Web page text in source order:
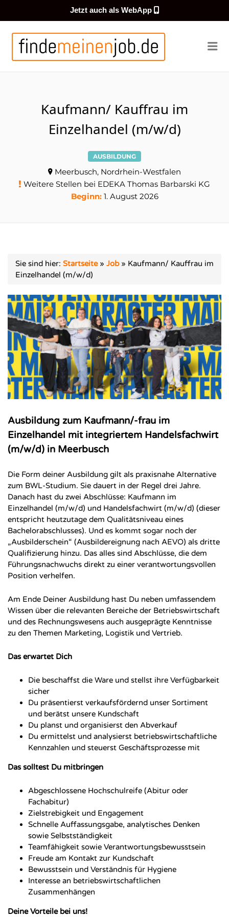
Jetzt auch als WebApp
Kaufmann/ Kauffrau im
Einzelhandel (m/w/d)
AUSBILDUNG
Meerbusch, Nordrhein-Westfalen
Weitere Stellen bei EDEKA Thomas Barbarski KG
Beginn:1. August 2026
Sie sind hier: Startseite» Job» Kaufmann/ Kauffrau im
Einzelhandel (m/w/d)
Ausbildung zum Kaufmann/-frau im
Einzelhandel mit integriertem Handelsfachwirt
(m/w/d) in Meerbusch
Die Form deiner Ausbildung gilt als praxisnahe Alternative
zum BWL-Studium. Sie dauert in der Regel drei Jahre.
Danach hast du zwei Abschlüsse: Kaufmann im
Einzelhandel (m/w/d) und Handelsfachwirt (m/w/d) (dieser
entspricht heutzutage dem Qualitätsniveau eines
Bachelorabschlusses). Und es kommt sogar noch der
„Ausbilderschein“ (Ausbildereignung nach AEVO) als dritte
Qualifizierung hinzu. Das alles sind Abschlüsse, die dem
Führungsnachwuchs direkt zu einer verantwortungsvollen
Position verhelfen.
Am Ende Deiner Ausbildung hast Du neben umfassendem
Wissen über die relevanten Bereiche der Betriebswirtschaft
und des Rechnungswesens auch ausgeprägte Kenntnisse
zu den Themen Marketing, Logistik und Vertrieb.
Das erwartet Dich
Die beschaffst die Ware und stellst ihre Verfügbarkeit
sicher
Du präsentierst verkaufsfördernd unser Sortiment
und berätst unsere Kundschaft
Du planst und organisierst den Abverkauf
Du ermittelst und analysierst betriebswirtschaftliche
Kennzahlen und steuerst Geschäftsprozesse mit
Das solltest Du mitbringen
Abgeschlossene Hochschulreife (Abitur oder
Fachabitur)
Zielstrebigkeit und Engagement
Schnelle Auffassungsgabe, analytisches Denken
sowie Selbstständigkeit
Teamfähigkeit sowie Verantwortungsbewusstsein
Freude am Kontakt zur Kundschaft
Bewusstsein und Verständnis für Hygiene
Interesse an betriebswirtschaftlichen
Zusammenhängen
Deine Vorteile bei uns!